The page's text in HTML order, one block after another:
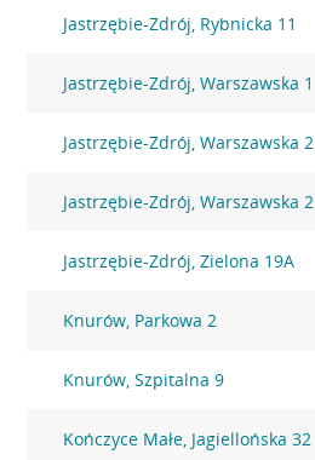
Jastrzębie-Zdrój, Rybnicka 11
Jastrzębie-Zdrój, Warszawska 1
Jastrzębie-Zdrój, Warszawska 2
Jastrzębie-Zdrój, Warszawska 2
Jastrzębie-Zdrój, Zielona 19A
Knurów, Parkowa 2
Knurów, Szpitalna 9
Kończyce Małe, Jagiellońska 32